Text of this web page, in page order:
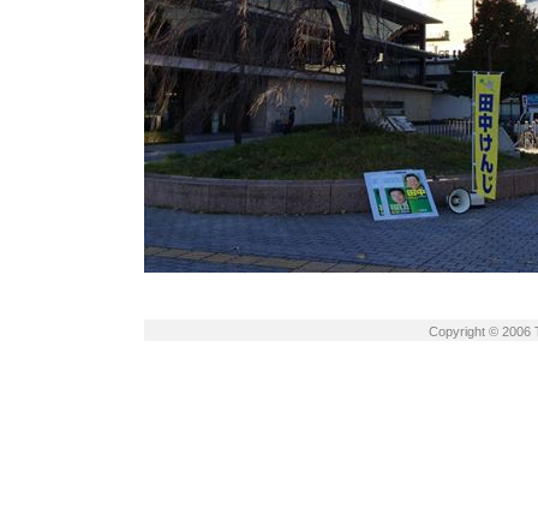
Copyright © 2006